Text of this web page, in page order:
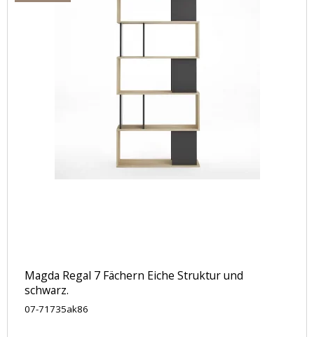
Magda Regal 7 Fächern Eiche Struktur und
schwarz.
07-71735ak86